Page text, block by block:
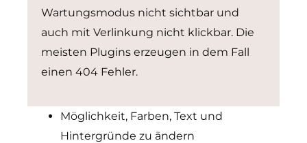
Wartungsmodus nicht sichtbar und
auch mit Verlinkung nicht klickbar. Die
meisten Plugins erzeugen in dem Fall
einen 404 Fehler.
Möglichkeit, Farben, Text und
Hintergründe zu ändern